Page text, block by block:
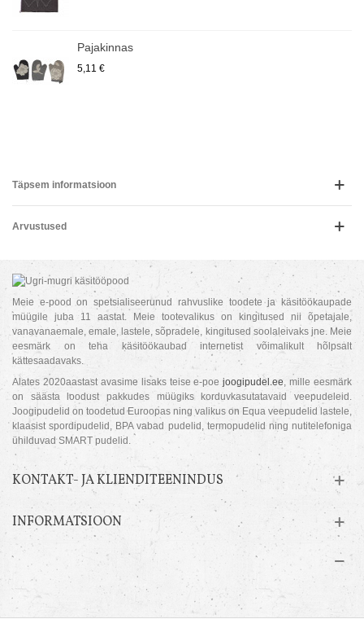
Pajakinnas
5,11 €
Täpsem informatsioon
Arvustused
Meie e-pood on spetsialiseerunud rahvuslike toodete ja käsitöökaupade
müügile juba 11 aastat. Meie tootevalikus on kingitused nii õpetajale,
vanavanaemale, emale, lastele, sõpradele, kingitused soolaleivaks jne. Meie
eesmärk on teha käsitöökaubad internetist võimalikult hõlpsalt
kättesaadavaks.
Alates 2020aastast avasime lisaks teise e-poejoogipudel.ee, mille eesmärk
on säästa loodust pakkudes müügiks korduvkasutatavaid veepudeleid.
Joogipudelid on toodetud Euroopas ning valikus on Equa veepudelid lastele,
klaasist spordipudelid, BPA vabad pudelid, termopudelid ning nutitelefoniga
ühilduvad SMART pudelid.
KONTAKT- JA KLIENDITEENINDUS
INFORMATSIOON